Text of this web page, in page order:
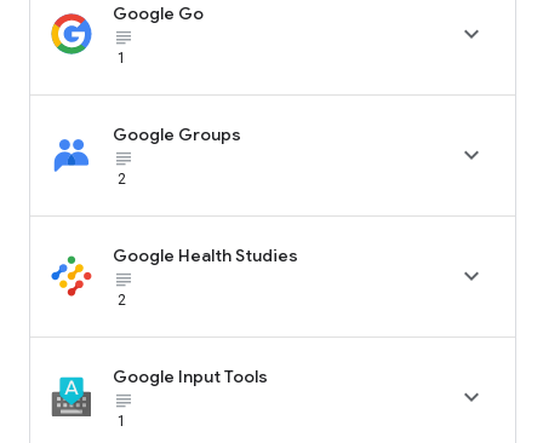
Google Go
subject_black
1

Google Groups
subject_black
2

Google Health Studies
subject_black
2

Google Input Tools
subject_black
1
